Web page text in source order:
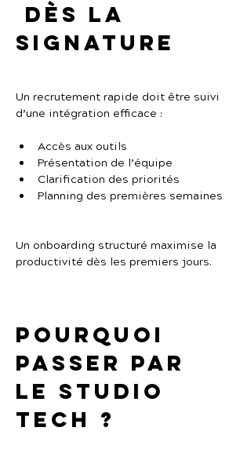
dès la
signature
Un recrutement rapide doit être suivi
d’une intégration efficace :
Accès aux outils
Présentation de l’équipe
Clarification des priorités
Planning des premières semaines
Un onboarding structuré maximise la
productivité dès les premiers jours.
Pourquoi
passer par
Le Studio
Tech ?